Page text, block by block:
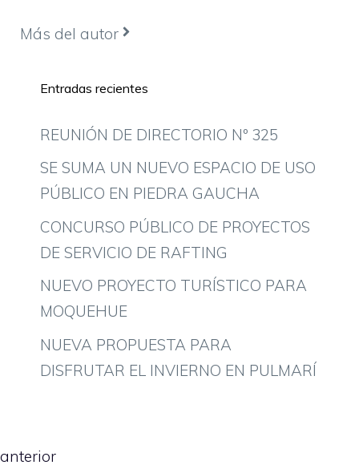
Más del autor
Entradas recientes
REUNIÓN DE DIRECTORIO Nº 325
SE SUMA UN NUEVO ESPACIO DE USO
PÚBLICO EN PIEDRA GAUCHA
CONCURSO PÚBLICO DE PROYECTOS
DE SERVICIO DE RAFTING
NUEVO PROYECTO TURÍSTICO PARA
MOQUEHUE
NUEVA PROPUESTA PARA
DISFRUTAR EL INVIERNO EN PULMARÍ
anterior